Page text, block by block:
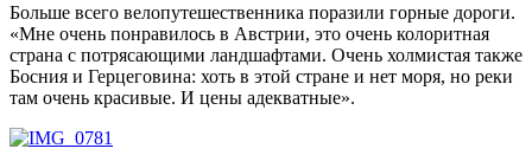
Больше всего велопутешественника поразили горные дороги.
«Мне очень понравилось в Австрии, это очень колоритная
страна с потрясающими ландшафтами. Очень холмистая также
Босния и Герцеговина: хоть в этой стране и нет моря, но реки
там очень красивые. И цены адекватные».